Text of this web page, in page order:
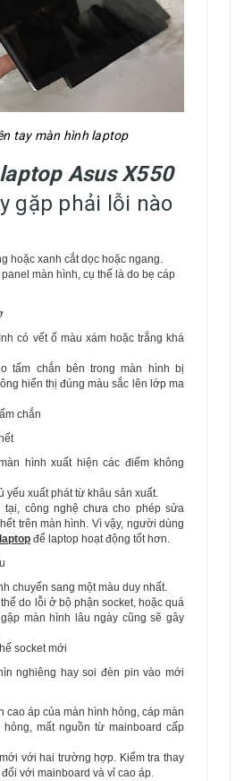
tay màn hình laptop
Asus X550
gặp phải lỗi nào
hoặc xanh cắt dọc hoặc ngang.
màn hình, cụ thể là do bẹ cáp
có vết ố màu xám hoặc trắng khá
tấm chắn bên trong màn hình bị
hiển thị đúng màu sắc lên lớp ma
chắn
hình xuất hiện các điểm không
yếu xuất phát từ khâu sản xuất.
công nghệ chưa cho phép sửa
trên màn hình. Vì vậy, người dùng
để laptop hoạt động tốt hơn.
chuyển sang một màu duy nhất.
do lỗi ở bộ phận socket, hoặc quá
màn hình lâu ngày cũng sẽ gây
socket mới
nghiêng hay soi đèn pin vào mới
cao áp của màn hình hỏng, cáp màn
mất nguồn từ mainboard cấp
với hai trường hợp. Kiểm tra thay
với mainboard và vỉ cao áp.